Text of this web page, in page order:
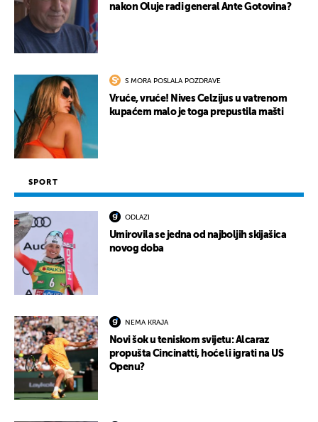
nakon Oluje radi general Ante Gotovina?
S MORA POSLALA POZDRAVE
Vruće, vruće! Nives Celzijus u vatrenom
kupaćem malo je toga prepustila mašti
SPORT
ODLAZI
Umirovila se jedna od najboljih skijašica
novog doba
NEMA KRAJA
Novi šok u teniskom svijetu: Alcaraz
propušta Cincinatti, hoće li igrati na US
Openu?